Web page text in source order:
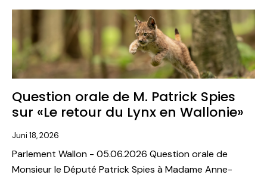
Question orale de M. Patrick Spies
sur «Le retour du Lynx en Wallonie»
Juni 18, 2026
Parlement Wallon - 05.06.2026 Question orale de
Monsieur le Député Patrick Spies à Madame Anne-